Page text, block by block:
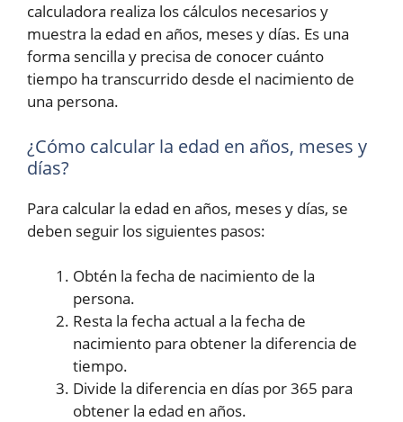
calculadora realiza los cálculos necesarios y
muestra la edad en años, meses y días. Es una
forma sencilla y precisa de conocer cuánto
tiempo ha transcurrido desde el nacimiento de
una persona.
¿Cómo calcular la edad en años, meses y
días?
Para calcular la edad en años, meses y días, se
deben seguir los siguientes pasos:
Obtén la fecha de nacimiento de la
persona.
Resta la fecha actual a la fecha de
nacimiento para obtener la diferencia de
tiempo.
Divide la diferencia en días por 365 para
obtener la edad en años.